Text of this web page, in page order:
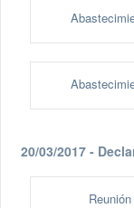
20/03/2017 -